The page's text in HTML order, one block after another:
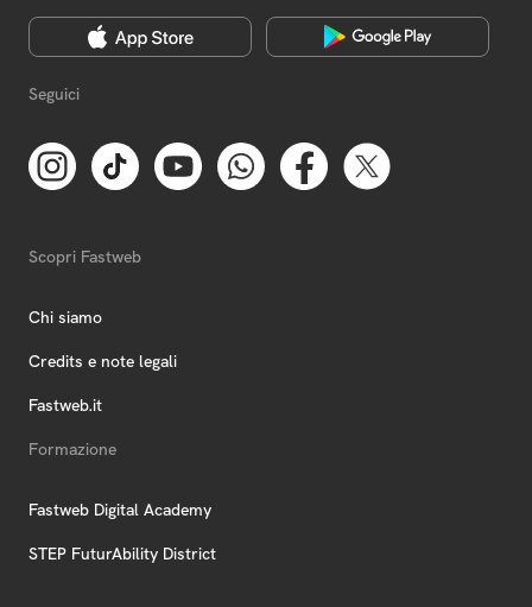
Seguici
Scopri Fastweb
Chi siamo
Credits e note legali
Fastweb.it
Formazione
Fastweb Digital Academy
STEP FuturAbility District